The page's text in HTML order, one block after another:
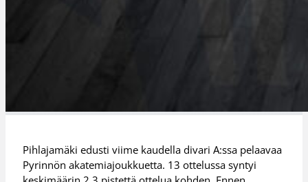
Pihlajamäki edusti viime kaudella divari A:ssa pelaavaa
Pyrinnön akatemiajoukkuetta. 13 ottelussa syntyi